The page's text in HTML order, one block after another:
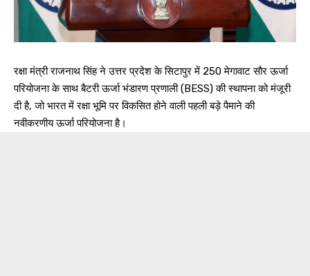
रक्षा मंत्री राजनाथ सिंह ने उत्तर प्रदेश के सिटापुर में 250 मेगावाट सौर ऊर्जा
परियोजना के साथ बैटरी ऊर्जा भंडारण प्रणाली (BESS) की स्थापना को मंजूरी
दी है, जो भारत में रक्षा भूमि पर विकसित होने वाली पहली बड़े पैमाने की
नवीकरणीय ऊर्जा परियोजना है।